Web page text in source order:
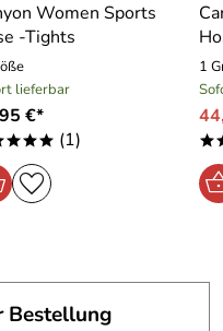
Women Sports
-Tights
lieferbar
€*
(1)
1
Bestellung